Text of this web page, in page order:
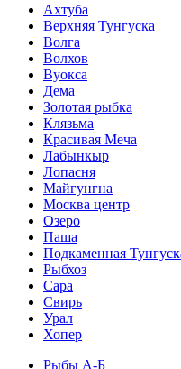
Ахтуба
Верхняя Тунгуска
Волга
Волхов
Вуокса
Дема
Золотая рыбка
Клязьма
Красивая Меча
Лабынкыр
Лопасня
Майгунгна
Москва центр
Озеро
Паша
Подкаменная
Рыбхоз
Сара
Свирь
Урал
Хопер
Рыбы А-Б